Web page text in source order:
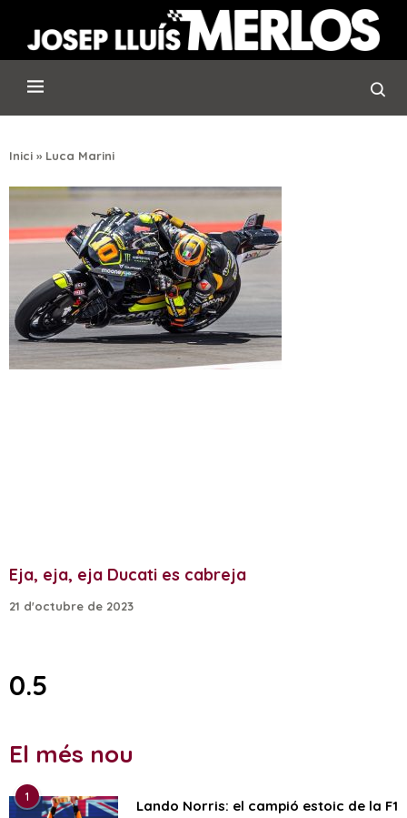
Inici » Luca Marini
Eja, eja, eja Ducati es cabreja
21 d'octubre de 2023
El més nou
1
Lando Norris: el campió estoic de la F1